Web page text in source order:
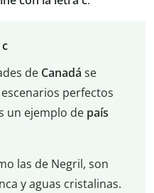
de Canadá se
perfectos
un ejemplo de país
las de Negril, son
y aguas cristalinas.